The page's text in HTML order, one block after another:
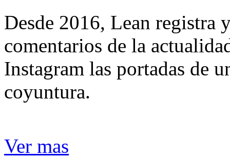
Desde 2016, Lean registra
comentarios de la
Instagram las portadas de
coyuntura.
Ver mas